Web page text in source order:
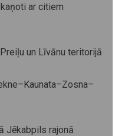
ar citiem
un Līvānu teritorijā
Jēkabpils rajonā